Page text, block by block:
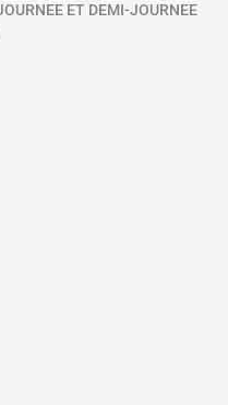
ET DEMI-JOURNEE